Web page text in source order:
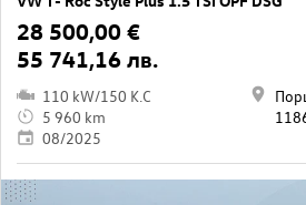
28 500,00 €
55 741,16 лв.
110 kW/150 K.C
5 960 km
08/2025